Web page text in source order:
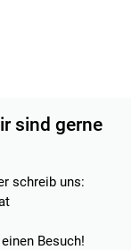
sind gerne
schreib uns:
Besuch!